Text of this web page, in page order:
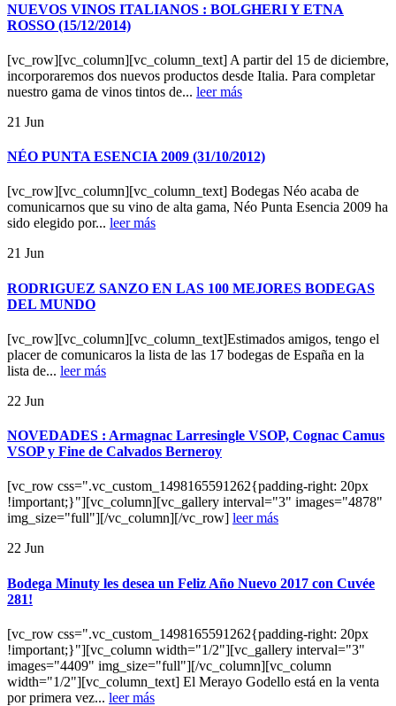
NUEVOS VINOS ITALIANOS : BOLGHERI Y ETNA
ROSSO (15/12/2014)
[vc_row][vc_column][vc_column_text] A partir del 15 de diciembre,
incorporaremos dos nuevos productos desde Italia. Para completar
nuestro gama de vinos tintos de... leer más
21 Jun
NÉO PUNTA ESENCIA 2009 (31/10/2012)
[vc_row][vc_column][vc_column_text] Bodegas Néo acaba de
comunicarnos que su vino de alta gama, Néo Punta Esencia 2009 ha
sido elegido por... leer más
21 Jun
RODRIGUEZ SANZO EN LAS 100 MEJORES BODEGAS
DEL MUNDO
[vc_row][vc_column][vc_column_text]Estimados amigos, tengo el
placer de comunicaros la lista de las 17 bodegas de España en la
lista de... leer más
22 Jun
NOVEDADES : Armagnac Larresingle VSOP, Cognac Camus
VSOP y Fine de Calvados Berneroy
[vc_row css=".vc_custom_1498165591262{padding-right: 20px
!important;}"][vc_column][vc_gallery interval="3" images="4878"
img_size="full"][/vc_column][/vc_row] leer más
22 Jun
Bodega Minuty les desea un Feliz Año Nuevo 2017 con Cuvée
281!
[vc_row css=".vc_custom_1498165591262{padding-right: 20px
!important;}"][vc_column width="1/2"][vc_gallery interval="3"
images="4409" img_size="full"][/vc_column][vc_column
width="1/2"][vc_column_text] El Merayo Godello está en la venta
por primera vez... leer más